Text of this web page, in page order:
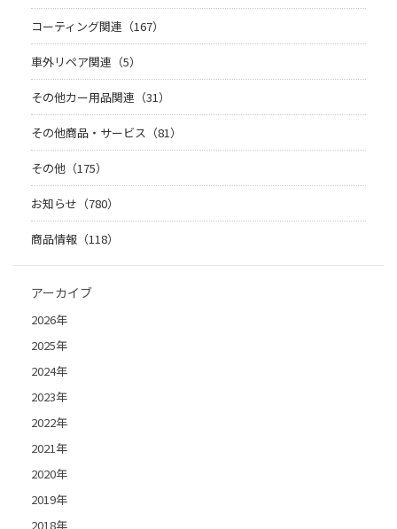
コーティング関連（167）
車外リペア関連（5）
その他カー用品関連（31）
その他商品・サービス（81）
その他（175）
お知らせ（780）
商品情報（118）
アーカイブ
2026年
2025年
2024年
2023年
2022年
2021年
2020年
2019年
2018年